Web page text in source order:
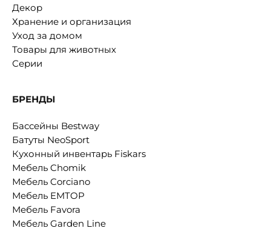
Декор
Хранение и организация
Уход за домом
Товары для животных
Серии
БРЕНДЫ
Бассейны Bestway
Батуты NeoSport
Кухонный инвентарь Fiskars
Мебель Chomik
Мебель Corciano
Мебель EMTOP
Мебель Favora
Мебель Garden Line